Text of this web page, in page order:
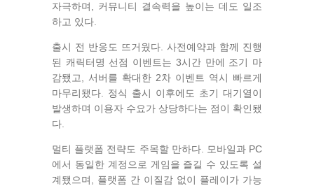
자극하며, 커뮤니티 결속력을 높이는 데도 일조
하고 있다.
출시 전 반응도 뜨거웠다. 사전예약과 함께 진행
된 캐릭터명 선점 이벤트는 3시간 만에 조기 마
감됐고, 서버를 확대한 2차 이벤트 역시 빠르게
마무리됐다. 정식 출시 이후에도 초기 대기열이
발생하며 이용자 수요가 상당하다는 점이 확인됐
다.
멀티 플랫폼 전략도 주목할 만하다. 모바일과 PC
에서 동일한 계정으로 게임을 즐길 수 있도록 설
계됐으며, 플랫폼 간 이질감 없이 플레이가 가능